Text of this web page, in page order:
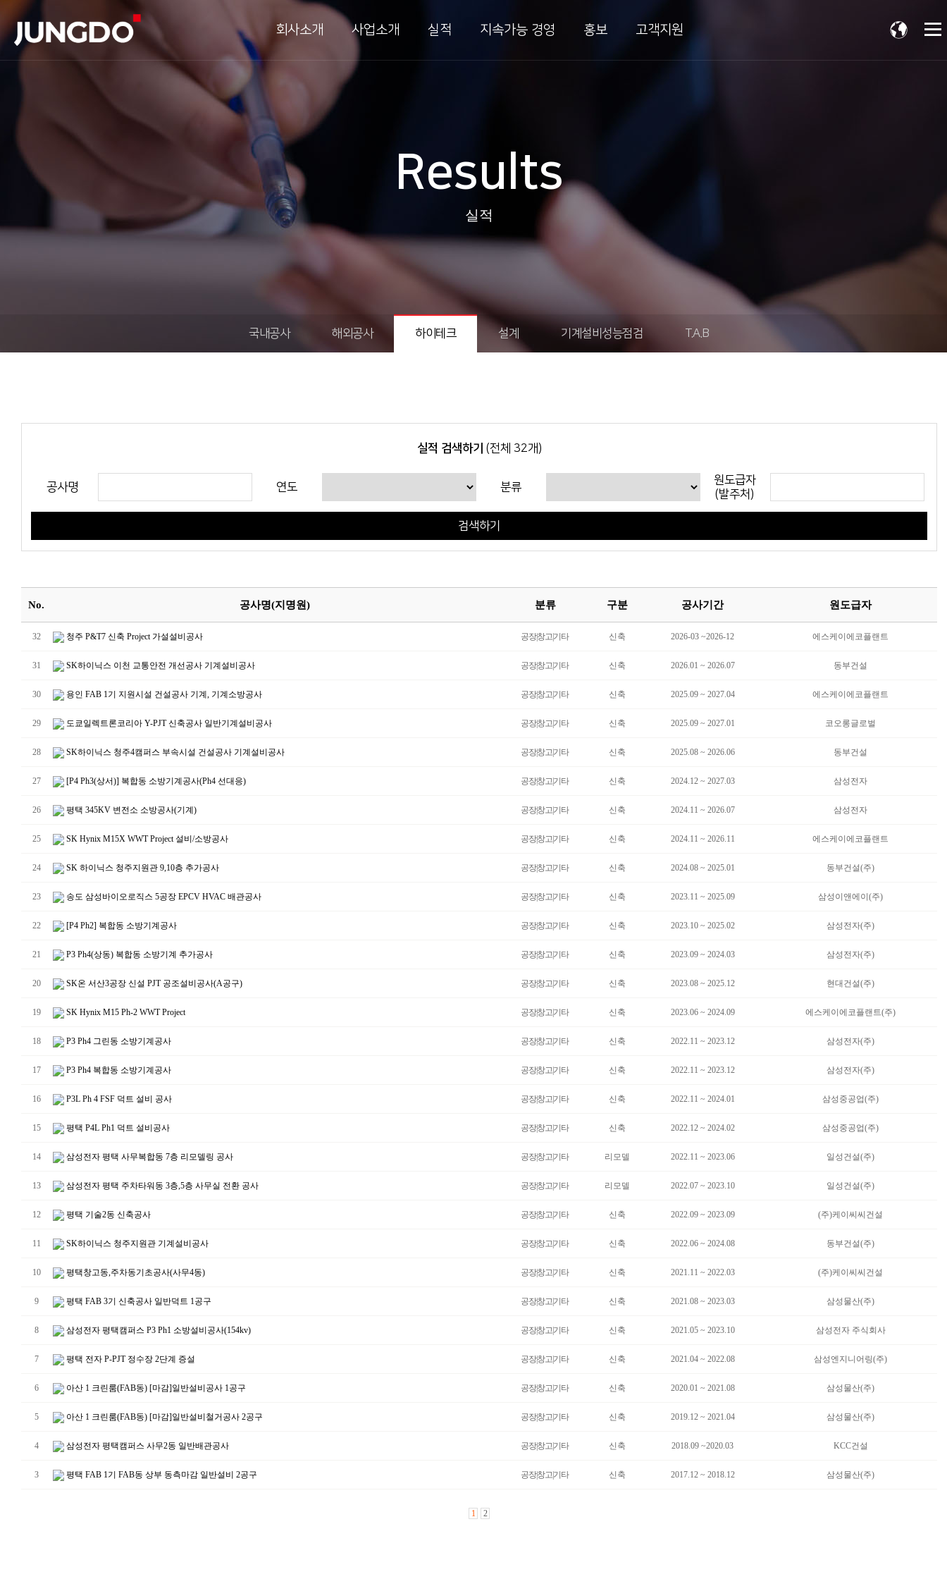
회사소개 사업소개 실적 지속가능 경영 홍보 고객지원
주요거래처
일반설비
플랜트
기술개발 Results
실적
국내공사 해외공사 하이테크 설계 기계설비성능점검 T.A.B
실적 검색하기 (전체 32개)
공사명 연도 분류
원도급자
(발주처)
검색하기
No. 공사명(지명원) 분류 구분 공사기간 원도급자
32 청주 P&T7 신축 Project 가설설비공사 공장|창고|기타 신축 2026-03 ~2026-12 에스케이에코플랜트
31 SK하이닉스 이천 교통안전 개선공사 기계설비공사 공장|창고|기타 신축 2026.01 ~ 2026.07 동부건설
30 용인 FAB 1기 지원시설 건설공사 기계, 기계소방공사 공장|창고|기타 신축 2025.09 ~ 2027.04 에스케이에코플랜트
29 도쿄일렉트론코리아 Y-PJT 신축공사 일반기계설비공사 공장|창고|기타 신축 2025.09 ~ 2027.01 코오롱글로벌
28 SK하이닉스 청주4캠퍼스 부속시설 건설공사 기계설비공사 공장|창고|기타 신축 2025.08 ~ 2026.06 동부건설
27 [P4 Ph3(상서)] 복합동 소방기계공사(Ph4 선대응) 공장|창고|기타 신축 2024.12 ~ 2027.03 삼성전자
26 평택 345KV 변전소 소방공사(기계) 공장|창고|기타 신축 2024.11 ~ 2026.07 삼성전자
25 SK Hynix M15X WWT Project 설비/소방공사 공장|창고|기타 신축 2024.11 ~ 2026.11 에스케이에코플랜트
24 SK 하이닉스 청주지원관 9,10층 추가공사 공장|창고|기타 신축 2024.08 ~ 2025.01 동부건설(주)
23 송도 삼성바이오로직스 5공장 EPCV HVAC 배관공사 공장|창고|기타 신축 2023.11 ~ 2025.09 삼성이앤에이(주)
22 [P4 Ph2] 복합동 소방기계공사 공장|창고|기타 신축 2023.10 ~ 2025.02 삼성전자(주)
21 P3 Ph4(상동) 복합동 소방기계 추가공사 공장|창고|기타 신축 2023.09 ~ 2024.03 삼성전자(주)
20 SK온 서산3공장 신설 PJT 공조설비공사(A공구) 공장|창고|기타 신축 2023.08 ~ 2025.12 현대건설(주)
19 SK Hynix M15 Ph-2 WWT Project 공장|창고|기타 신축 2023.06 ~ 2024.09 에스케이에코플랜트(주)
18 P3 Ph4 그린동 소방기계공사 공장|창고|기타 신축 2022.11 ~ 2023.12 삼성전자(주)
17 P3 Ph4 복합동 소방기계공사 공장|창고|기타 신축 2022.11 ~ 2023.12 삼성전자(주)
16 P3L Ph 4 FSF 덕트 설비 공사 공장|창고|기타 신축 2022.11 ~ 2024.01 삼성중공업(주)
15 평택 P4L Ph1 덕트 설비공사 공장|창고|기타 신축 2022.12 ~ 2024.02 삼성중공업(주)
14 삼성전자 평택 사무복합동 7층 리모델링 공사 공장|창고|기타 리모델 2022.11 ~ 2023.06 일성건설(주)
13 삼성전자 평택 주차타워동 3층,5층 사무실 전환 공사 공장|창고|기타 리모델 2022.07 ~ 2023.10 일성건설(주)
12 평택 기술2동 신축공사 공장|창고|기타 신축 2022.09 ~ 2023.09 (주)케이씨씨건설
11 SK하이닉스 청주지원관 기계설비공사 공장|창고|기타 신축 2022.06 ~ 2024.08 동부건설(주)
10 평택창고동,주차동기초공사(사무4동) 공장|창고|기타 신축 2021.11 ~ 2022.03 (주)케이씨씨건설
9 평택 FAB 3기 신축공사 일반덕트 1공구 공장|창고|기타 신축 2021.08 ~ 2023.03 삼성물산(주)
8 삼성전자 평택캠퍼스 P3 Ph1 소방설비공사(154kv) 공장|창고|기타 신축 2021.05 ~ 2023.10 삼성전자 주식회사
7 평택 전자 P-PJT 정수장 2단계 증설 공장|창고|기타 신축 2021.04 ~ 2022.08 삼성엔지니어링(주)
6 아산 1 크린룸(FAB동) [마감]일반설비공사 1공구 공장|창고|기타 신축 2020.01 ~ 2021.08 삼성물산(주)
5 아산 1 크린룸(FAB동) [마감]일반설비철거공사 2공구 공장|창고|기타 신축 2019.12 ~ 2021.04 삼성물산(주)
4 삼성전자 평택캠퍼스 사무2동 일반배관공사 공장|창고|기타 신축 2018.09 ~2020.03 KCC건설
3 평택 FAB 1기 FAB동 상부 동측마감 일반설비 2공구 공장|창고|기타 신축 2017.12 ~ 2018.12 삼성물산(주)
1 2